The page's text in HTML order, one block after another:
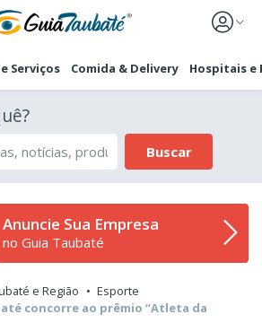
Serviços Comida & Delivery Hospitais e
Buscar
Anuncie Sua Empresa
no Guia Taubaté
e Região
Esporte
concorre ao prêmio “Atleta da